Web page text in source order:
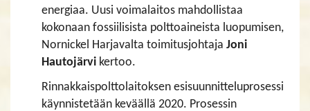
energiaa. Uusi voimalaitos mahdollistaa
kokonaan fossiilisista polttoaineista luopumisen,
Nornickel Harjavalta toimitusjohtaja Joni
Hautojärvi kertoo.
Rinnakkaispolttolaitoksen esisuunnitteluprosessi
käynnistetään keväällä 2020. Prosessin